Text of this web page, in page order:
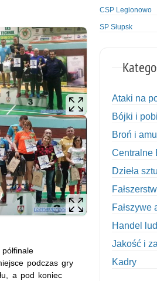
podczas gry
a pod koniec
CSP Legionowo
SP Słupsk
Ataki na
Bójki i
Broń i
Centralne
Dzieła
Fałszywe
Handel
Jakość i
Kadry